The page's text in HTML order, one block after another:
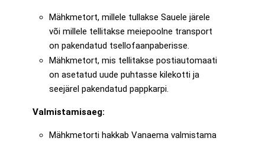
Mähkmetort, millele tullakse Sauele järele
või millele tellitakse meiepoolne transport
on pakendatud tsellofaanpaberisse.
Mähkmetort, mis tellitakse postiautomaati
on asetatud uude puhtasse kilekotti ja
seejärel pakendatud pappkarpi.
Valmistamisaeg:
Mähkmetorti hakkab Vanaema valmistama